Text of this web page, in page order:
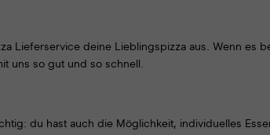
Lieferservice deine Lieblingspizza aus. Wenn
uns so gut und so schnell.
du hast auch die Möglichkeit, individuelles